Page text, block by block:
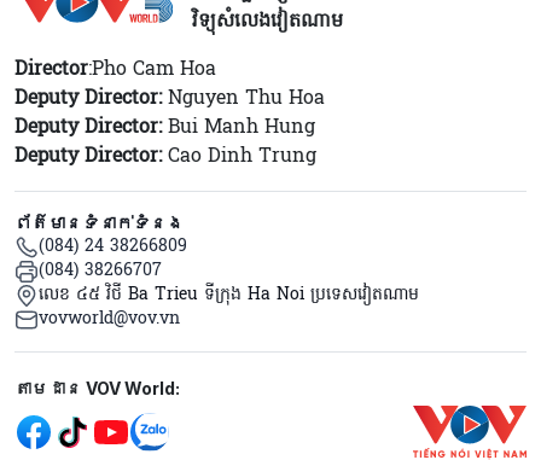
វិទ្យុសំលេងវៀតណាម
Director:Pho Cam Hoa
Deputy Director:Nguyen Thu Hoa
Deputy Director:Bui Manh Hung
Deputy Director:Cao Dinh Trung
ព័ត៌មានទំនាក់ទំនង
(084) 24 38266809
(084) 38266707
លេខ ៤៥ វិថី Ba Trieu ទីក្រុង Ha Noi ប្រទេសវៀតណាម
vovworld@vov.vn
Mạng xã hội
តាមដាន VOV World: